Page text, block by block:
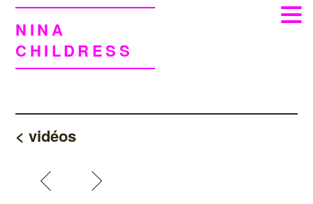
NINA
CHILDRESS
< vidéos